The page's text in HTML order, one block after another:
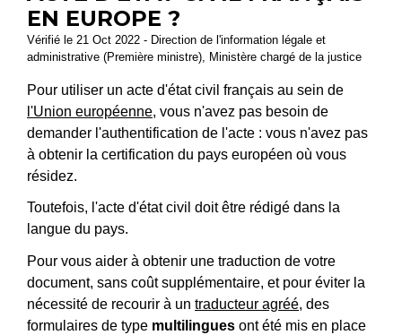
EN EUROPE ?
Vérifié le 21 Oct 2022 - Direction de l'information légale et
administrative (Première ministre), Ministère chargé de la justice
Pour utiliser un acte d'état civil français au sein de
l'Union européenne, vous n'avez pas besoin de
demander l'authentification de l'acte : vous n'avez pas
à obtenir la certification du pays européen où vous
résidez.
Toutefois, l'acte d'état civil doit être rédigé dans la
langue du pays.
Pour vous aider à obtenir une traduction de votre
document, sans coût supplémentaire, et pour éviter la
nécessité de recourir à un traducteur agréé, des
formulaires de type multilingues ont été mis en place